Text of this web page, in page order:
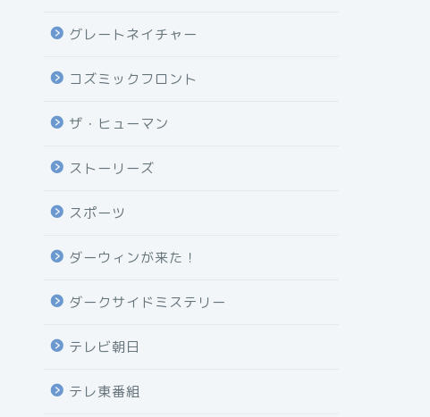
グレートネイチャー
コズミックフロント
ザ・ヒューマン
ストーリーズ
スポーツ
ダーウィンが来た！
ダークサイドミステリー
テレビ朝日
テレ東番組